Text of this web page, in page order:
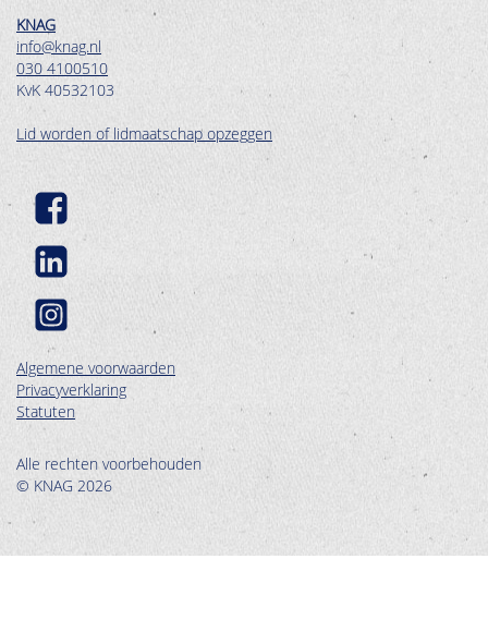
KNAG
info@knag.nl
030 4100510
KvK 40532103
Lid worden of lidmaatschap opzeggen
Algemene voorwaarden
Privacyverklaring
Statuten
Alle rechten voorbehouden
© KNAG 2026